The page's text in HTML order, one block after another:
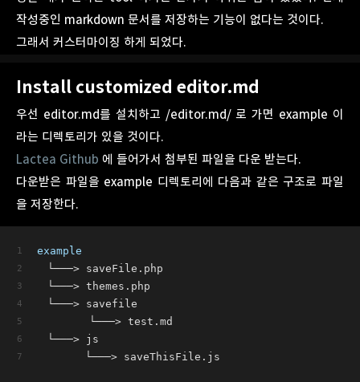
작성중인 markdown 문서를 저장하는 기능이 없다는 것이다.
그래서 커스터마이징 하게 되었다.
Install customized editor.md
우선 editor.md를 설치하고 /editor.md/ 로 가면 example 이
라는 디렉토리가 있을 것이다.
Lactea Github 에 들어가서 첨부된 파일을 다운 받는다.
다운받은 파일을 example 디렉토리에 다음과 같은 구조로 파일
을 저장한다.
example
└───> saveFile.php
└───> themes.php
└───> savefile
└───> test.md
└───> js
└───> saveThisFile.js